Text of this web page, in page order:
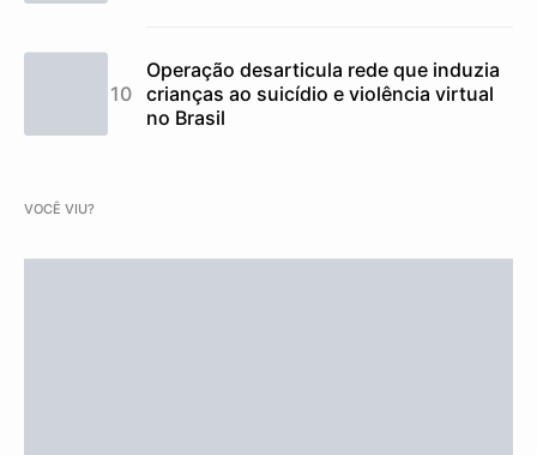
Operação desarticula rede que induzia
crianças ao suicídio e violência virtual
no Brasil
VOCÊ VIU?